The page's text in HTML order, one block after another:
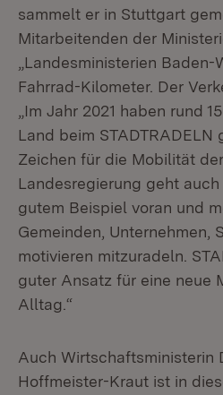
sammelt er in Stuttgart
Mitarbeitenden der
„Landesministerien
Fahrrad-Kilometer. Der
„Im Jahr 2021 haben rund
Land beim STADTRADELN
Zeichen für die Mobilität
Landesregierung geht
gutem Beispiel voran und
Gemeinden, Unternehmen,
motivieren mitzuradeln.
guter Ansatz für eine neue
Alltag.“
Auch Wirtschaftsministerin
Hoffmeister-Kraut ist in